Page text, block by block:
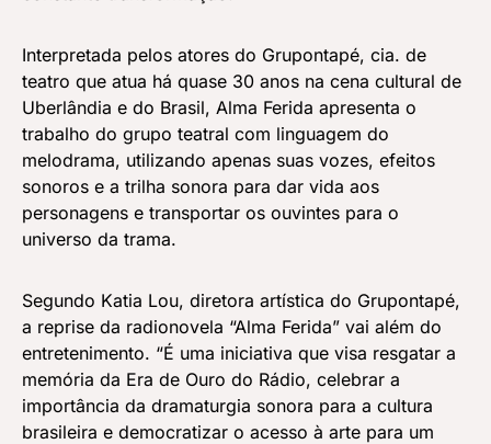
Interpretada pelos atores do Grupontapé, cia. de
teatro que atua há quase 30 anos na cena cultural de
Uberlândia e do Brasil, Alma Ferida apresenta o
trabalho do grupo teatral com linguagem do
melodrama, utilizando apenas suas vozes, efeitos
sonoros e a trilha sonora para dar vida aos
personagens e transportar os ouvintes para o
universo da trama.
Segundo Katia Lou, diretora artística do Grupontapé,
a reprise da radionovela “Alma Ferida” vai além do
entretenimento. “É uma iniciativa que visa resgatar a
memória da Era de Ouro do Rádio, celebrar a
importância da dramaturgia sonora para a cultura
brasileira e democratizar o acesso à arte para um